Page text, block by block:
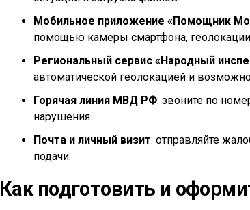
Мобильное приложение «Помощник
помощью камеры смартфона, геолокации
Региональный сервис «Народный
автоматической геолокацией и
Горячая линия МВД РФ: звоните по
нарушения.
Почта и личный визит: отправляйте
подачи.
Как подготовить и